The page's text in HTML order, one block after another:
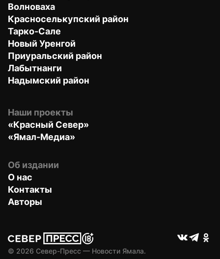
Волноваха
Красноселькупский район
Тарко-Сале
Новый Уренгой
Приуральский район
Лабытнанги
Надымский район
Наши проекты
«Красный Север»
«Ямал-Медиа»
Об издании
О нас
Контакты
Авторы
© 2026 Север-Пресс — Новости Ямала.